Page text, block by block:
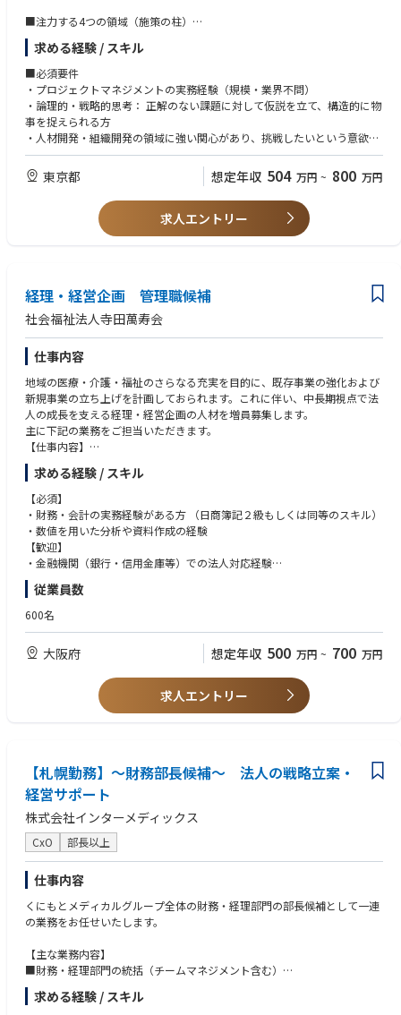
■注力する4つの領域（施策の柱）
1．変革を牽引するリーダーの育成： 選抜プログラムやメンター制度の運
用を通じ、次代の経営を担うリーダーを育成します。
2．次期マネジメント層の早期育成：
新卒からマネジャー候補（Preマネ層）まで、各段階に応じた育成プログ
ラムの構築・強化。
理念の浸透を利益創出に結びつけ、現場の実行力を高めるための支援を行
います。
4．全社的な学習機会の創出：
AI活用の推進や、社内学習プラットフォームの運用を通じ、全社員が常に
・戦略的人材・組織開発の企画 ： 現場の責任者（組織長）と対話し、事
業計画から逆算して「どのような人材がいつまでに必要か」という課題を
特定。解決に向けた仮説を立て、施策をゼロから組み立てます。
・コンテンツの制作と実行 ： 研修プログラムや学習コンテンツの企画・
制作、当日の運営までを一貫してリードします。
・組織開発施策の推進 ： チームビルディングや理念浸透など、組織全体
のパフォーマンスを高めるための働きかけを行います。
・仕組みのアップデート ： 毎月のオンボーディングや既存の研修制度
を、状況に合わせてより効果的なものへと改善・運用します。
求める経験 / スキル
■必須要件
・プロジェクトマネジメントの実務経験（規模・業界不問）
・論理的・戦略的思考： 正解のない課題に対して仮説を立て、構造的に物
事を捉えられる方
・人材開発・組織開発の領域に強い関心があり、挑戦したいという意欲
・当社philosophy（理念）に共感し、体現できる方
■歓迎要件
・人事の実務経験（採用・教育・人事制度など）
・医療業界での実務経験
決まった枠組みを運用するだけでなく、自ら組織の課題を見つけ出し、企
画から実行までを主体的かつ粘り強くやり遂げられる方。
・経営や現場の意図を汲み取り、具体的でわかりやすい形にできる方：
組織長クラスと対話して信頼を築き、会社の戦略や理念を、現場の社員が
納得して動けるような言葉や図解に落とし込める方。
・周囲と協力し、チームとしての成果を最大化できる方：
他部署やメンバーと積極的に連携しながら、お互いの強みを活かしてプロ
ジェクトを推進できる協調性のある方。
・変化を楽しみながら、着実に業務をアップデートし続けられる方：
AIなどの新しい技術や組織の変化を前向きに取り入れ、柔軟かつ計画的に
施策を改善し続けられる方。
東京都 想定年収 504 万円 ~ 800 万円
求人エントリー
経理・経営企画 管理職候補
社会福祉法人寺田萬寿会
仕事内容
地域の医療・介護・福祉のさらなる充実を目的に、既存事業の強化および
新規事業の立ち上げを計画しておられます。これに伴い、中長期視点で法
人の成長を支える経理・経営企画の人材を増員募集します。
主に下記の業務をご担当いただきます。
【仕事内容】
・新規事業および既存事業拡大に向けた財務戦略・中長期の資金計画の立
案
・事業計画（収支計画）の作成、数値シミュレーション
・予実管理、事業別の収益分析
・経営会議への参加、資料作成
・補助金・助成金に関する情報収集および活用検討
・その他、経営企画業務全般、付随業務
【組織体制】
経理課・経営企画室8名
求める経験 / スキル
【必須】
・財務・会計の実務経験がある方 （日商簿記２級もしくは同等のスキル）
・数値を用いた分析や資料作成の経験
【歓迎】
・金融機関（銀行・信用金庫等）での法人対応経験
・事業計画策定、資金計画に関わった経験
・医療機関もしくは介護福祉施設での実務経験者
従業員数
600名
大阪府 想定年収 500 万円 ~ 700 万円
求人エントリー
【札幌勤務】～財務部長候補～ 法人の戦略立案・
経営サポート
株式会社インターメディックス
CxO 部長以上
仕事内容
くにもとメディカルグループ全体の財務・経理部門の部長候補として一連
の業務をお任せいたします。
【主な業務内容】
■財務・経理部門の統括（チームマネジメント含む）
■グループ全体の財務・経理戦略の策定・推進
■予算策定、予実管理、経営層へのレポーティング
求める経験 / スキル